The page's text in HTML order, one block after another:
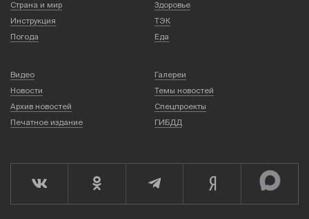
Страна и мир
Здоровье
Инструкция
ТЭК
Погода
Еда
Видео
Галереи
Новости
Темы новостей
Архив новостей
Спецпроекты
Печатное издание
ГИБДД